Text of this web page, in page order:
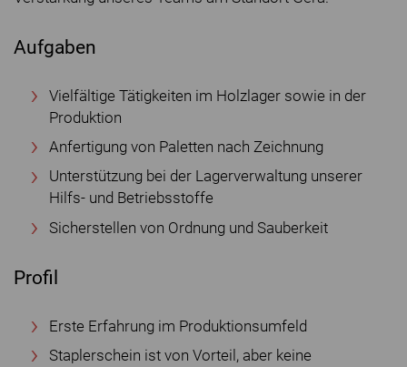
Aufgaben
Vielfältige Tätigkeiten im Holzlager sowie in der
Produktion
Anfertigung von Paletten nach Zeichnung
Unterstützung bei der Lagerverwaltung unserer
Hilfs- und Betriebsstoffe
Sicherstellen von Ordnung und Sauberkeit
Profil
Erste Erfahrung im Produktionsumfeld
Staplerschein ist von Vorteil, aber keine